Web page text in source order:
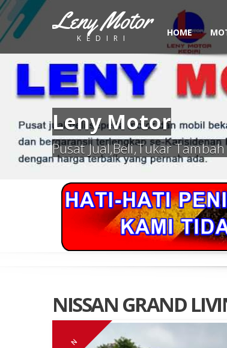
Leny Motor
KEDIRI
HOME
Leny Motor
Pusat Jual,Beli,Tukar
NISSAN GRAND
N